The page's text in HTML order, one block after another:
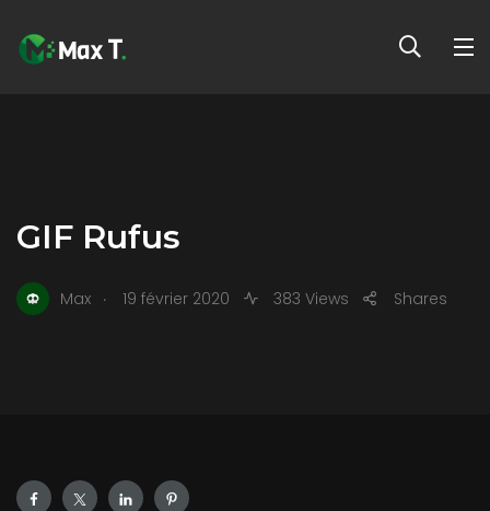
GIF Rufus
Max . 19 février 2020 383 Views Shares